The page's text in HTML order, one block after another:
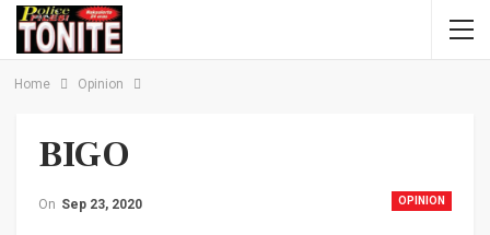
Home Opinion
BIGO
OPINION
On Sep 23, 2020